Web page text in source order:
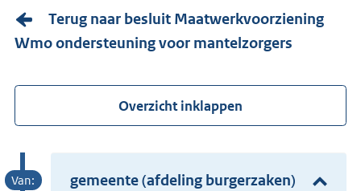
Terug naar besluit Maatwerkvoorziening
Wmo ondersteuning voor mantelzorgers
Overzicht inklappen
gemeente (afdeling burgerzaken)